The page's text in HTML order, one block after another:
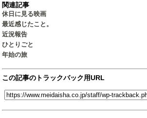
関連記事
休日に見る映画
最近感じたこと。
近況報告
ひとりごと
年始の旅
この記事のトラックバック用URL